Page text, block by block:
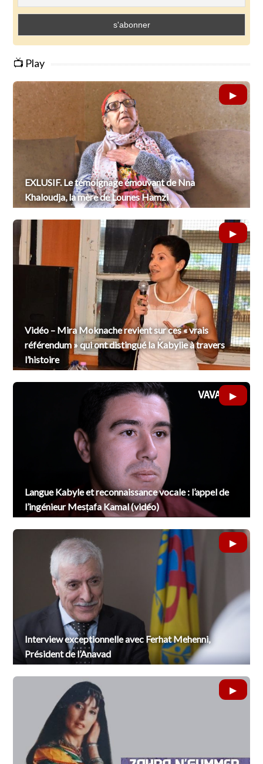
📺 Play
EXLUSIF. Le témoignage émouvant de Nna
Khaloudja, la mère de Lounes Hamzi
Vidéo – Mira Moknache revient sur ces « vrais
référendum » qui ont distingué la Kabylie à travers
l’histoire
Langue Kabyle et reconnaissance vocale : l’appel de
l’ingénieur Mesṭafa Kamal (vidéo)
Interview exceptionnelle avec Ferhat Mehenni,
Président de l’Anavad